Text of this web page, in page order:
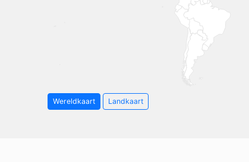
Wereldkaart Landkaart